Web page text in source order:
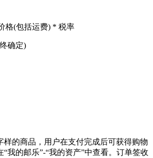
格(包括运费) * 税率
确定)
样的商品，用户在支付完成后可获得购物
“我的邮乐”-“我的资产”中查看。订单签收